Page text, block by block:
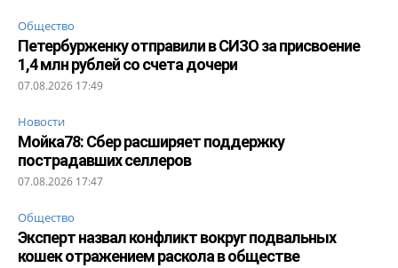
Общество
Петербурженку отправили в СИЗО за присвоение
1,4 млн рублей со счета дочери
07.08.2026 17:49
Новости
Мойка78: Сбер расширяет поддержку
пострадавших селлеров
07.08.2026 17:47
Общество
Эксперт назвал конфликт вокруг подвальных
кошек отражением раскола в обществе